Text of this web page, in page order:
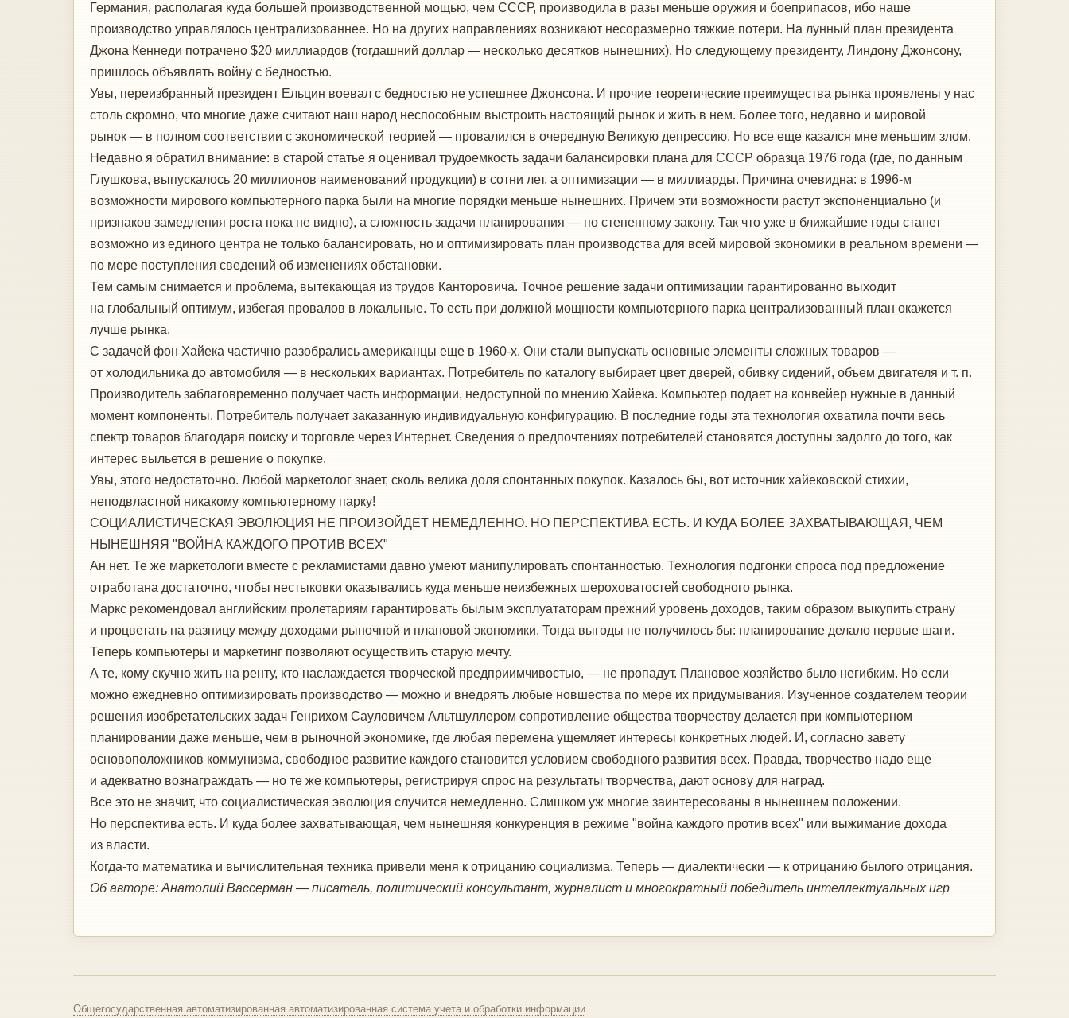
Германия, располагая куда большей производственной мощью, чем СССР, производила в разы меньше оружия и боеприпасов, ибо наше
производство управлялось централизованнее. Но на других направлениях возникают несоразмерно тяжкие потери. На лунный план президента
Джона Кеннеди потрачено $20 миллиардов (тогдашний доллар — несколько десятков нынешних). Но следующему президенту, Линдону Джонсону,
пришлось объявлять войну с бедностью.
Увы, переизбранный президент Ельцин воевал с бедностью не успешнее Джонсона. И прочие теоретические преимущества рынка проявлены у нас
столь скромно, что многие даже считают наш народ неспособным выстроить настоящий рынок и жить в нем. Более того, недавно и мировой
рынок — в полном соответствии с экономической теорией — провалился в очередную Великую депрессию. Но все еще казался мне меньшим злом.
Недавно я обратил внимание: в старой статье я оценивал трудоемкость задачи балансировки плана для СССР образца 1976 года (где, по данным
Глушкова, выпускалось 20 миллионов наименований продукции) в сотни лет, а оптимизации — в миллиарды. Причина очевидна: в 1996-м
возможности мирового компьютерного парка были на многие порядки меньше нынешних. Причем эти возможности растут экспоненциально (и
признаков замедления роста пока не видно), а сложность задачи планирования — по степенному закону. Так что уже в ближайшие годы станет
возможно из единого центра не только балансировать, но и оптимизировать план производства для всей мировой экономики в реальном времени —
по мере поступления сведений об изменениях обстановки.
Тем самым снимается и проблема, вытекающая из трудов Канторовича. Точное решение задачи оптимизации гарантированно выходит
на глобальный оптимум, избегая провалов в локальные. То есть при должной мощности компьютерного парка централизованный план окажется
лучше рынка.
С задачей фон Хайека частично разобрались американцы еще в 1960-х. Они стали выпускать основные элементы сложных товаров —
от холодильника до автомобиля — в нескольких вариантах. Потребитель по каталогу выбирает цвет дверей, обивку сидений, объем двигателя и т. п.
Производитель заблаговременно получает часть информации, недоступной по мнению Хайека. Компьютер подает на конвейер нужные в данный
момент компоненты. Потребитель получает заказанную индивидуальную конфигурацию. В последние годы эта технология охватила почти весь
спектр товаров благодаря поиску и торговле через Интернет. Сведения о предпочтениях потребителей становятся доступны задолго до того, как
интерес выльется в решение о покупке.
Увы, этого недостаточно. Лю­бой маркетолог знает, сколь велика доля спонтанных покупок. Казалось бы, вот источник хайековской стихии,
неподвластной никакому компьютерному парку!
СОЦИАЛИСТИЧЕСКАЯ ЭВОЛЮЦИЯ НЕ ПРОИЗОЙДЕТ НЕМЕДЛЕННО. НО ПЕРСПЕКТИВА ЕСТЬ. И КУДА БОЛЕЕ ЗАХВАТЫВАЮЩАЯ, ЧЕМ
НЫНЕШНЯЯ "ВОЙНА КАЖДОГО ПРОТИВ ВСЕХ"
Ан нет. Те же маркетологи вместе с рекламистами давно умеют манипулировать спонтанностью. Технология подгонки спроса под предложение
отработана достаточно, чтобы нестыковки оказывались куда меньше неизбежных шероховатостей свободного рынка.
Маркс рекомендовал английским пролетариям гарантировать былым эксплуататорам прежний уровень доходов, таким образом выкупить страну
и процветать на разницу между доходами рыночной и плановой экономики. Тогда выгоды не получилось бы: планирование делало первые шаги.
Теперь компьютеры и маркетинг позволяют осуществить старую мечту.
А те, кому скучно жить на ренту, кто наслаждается творческой предприимчивостью, — не пропадут. Плановое хозяйство было негибким. Но если
можно ежедневно оптимизировать производство — можно и внедрять любые новшества по мере их придумывания. Изученное создателем теории
решения изобретательских задач Генрихом Сауловичем Альтшуллером сопротивление общества творчеству делается при компьютерном
планировании даже меньше, чем в рыночной экономике, где любая перемена ущемляет интересы конкретных людей. И, согласно завету
основоположников коммунизма, свободное развитие каждого становится условием свободного развития всех. Правда, творчество надо еще
и адекватно вознаграждать — но те же компьютеры, регистрируя спрос на результаты творчества, дают основу для наград.
Все это не значит, что социалистическая эволюция случится немедленно. Слишком уж многие заинтересованы в нынешнем положении.
Но перспектива есть. И куда более захватывающая, чем нынешняя конкуренция в режиме "война каждого против всех" или выжимание дохода
из власти.
Когда-то математика и вычислительная техника привели меня к отрицанию социализма. Теперь — диалектически — к отрицанию былого отрицания.
Об авторе: Анатолий Вассерман — писатель, политический консультант, журналист и многократный победитель интеллектуальных игр
Общегосударственная автоматизированная автоматизированная система учета и обработки информации